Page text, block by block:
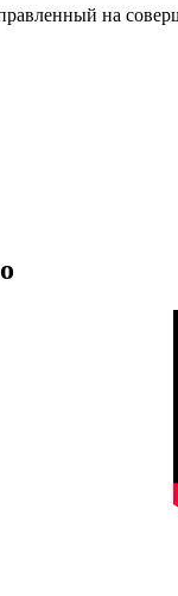
на